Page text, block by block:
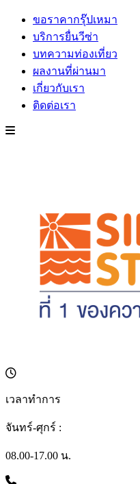
ขอราคากรุ๊ปเหมา
บริการยื่นวีซ่า
บทความท่องเที่ยว
ผลงานที่ผ่านมา
เกี่ยวกับเรา
ติดต่อเรา
เวลาทำการ
จันทร์-ศุกร์ :
08.00-17.00 น.